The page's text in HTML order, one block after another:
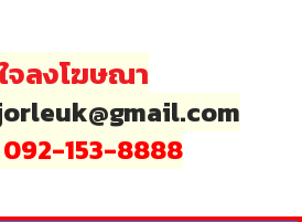
จลงโฆษณา
092-153-8888